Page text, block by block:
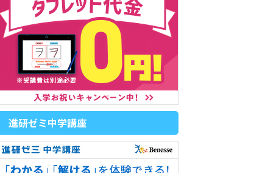
進研ゼミ中学講座